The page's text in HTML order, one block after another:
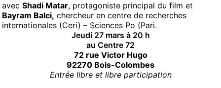
avec Shadi Matar, protagoniste principal du film et
Bayram Balci, chercheur en centre de recherches
internationales (Ceri) – Sciences Po (Pari.
Jeudi 27 mars à 20 h
au Centre 72
72 rue Victor Hugo
92270 Bois-Colombes
Entrée libre et libre participation